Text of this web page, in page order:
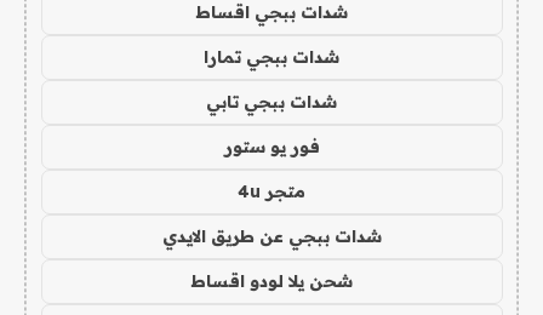
شدات ببجي اقساط
شدات ببجي تمارا
شدات ببجي تابي
فور يو ستور
متجر 4u
شدات ببجي عن طريق الايدي
شحن يلا لودو اقساط